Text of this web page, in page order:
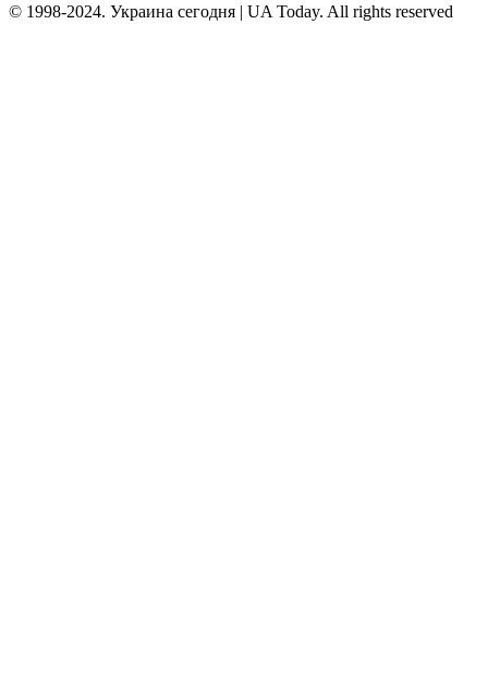
© 1998-2024. Украина сегодня | UA Today. All rights reserved